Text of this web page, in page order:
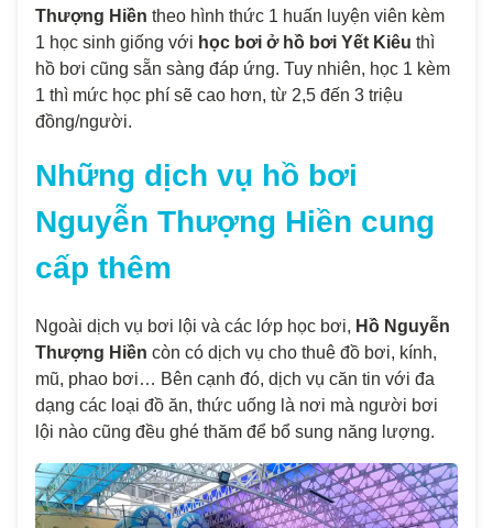
Thượng Hiền theo hình thức 1 huấn luyện viên kèm
1 học sinh giống với học bơi ở hồ bơi Yết Kiêu thì
hồ bơi cũng sẵn sàng đáp ứng. Tuy nhiên, học 1 kèm
1 thì mức học phí sẽ cao hơn, từ 2,5 đến 3 triệu
đồng/người.
Những dịch vụ hồ bơi
Nguyễn Thượng Hiền cung
cấp thêm
Ngoài dịch vụ bơi lội và các lớp học bơi, Hồ Nguyễn
Thượng Hiền còn có dịch vụ cho thuê đồ bơi, kính,
mũ, phao bơi… Bên cạnh đó, dịch vụ căn tin với đa
dạng các loại đồ ăn, thức uống là nơi mà người bơi
lội nào cũng đều ghé thăm để bổ sung năng lượng.